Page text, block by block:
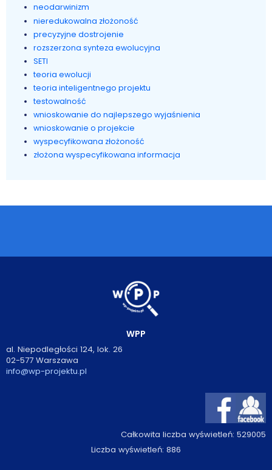
neodarwinizm
nieredukowalna złożoność
precyzyjne dostrojenie
rozszerzona synteza ewolucyjna
SETI
teoria ewolucji
teoria inteligentnego projektu
testowalność
wnioskowanie do najlepszego wyjaśnienia
wnioskowanie o projekcie
wyspecyfikowana złożoność
złożona wyspecyfikowana informacja
WPP
al. Niepodległości 124, lok. 26
02-577 Warszawa
info@wp-projektu.pl
Całkowita liczba wyświetleń: 529005
Liczba wyświetleń: 886